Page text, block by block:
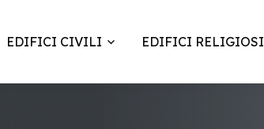
EDIFICI CIVILI EDIFICI RELIGIOSI